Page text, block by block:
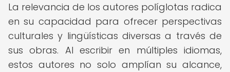
La relevancia de los autores políglotas radica
en su capacidad para ofrecer perspectivas
culturales y lingüísticas diversas a través de
sus obras. Al escribir en múltiples idiomas,
estos autores no solo amplían su alcance,